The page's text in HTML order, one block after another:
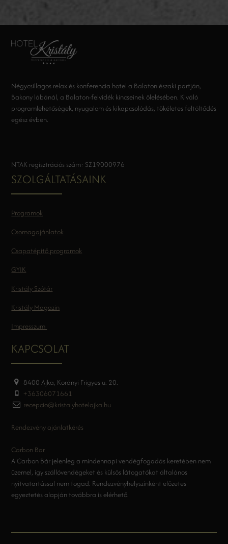
Négycsillagos relax és konferencia hotel a Balaton északi partján,
Bakony lábánál, a Balaton-felvidék kincseinek ölelésében. Kiváló
programlehetőségek, nyugalom és kikapcsolódás, tökéletes feltöltődés
egész évben.
NTAK regisztrációs szám: SZ19000976
SZOLGÁLTATÁSAINK
Programok
Csomagajánlatok
Csapatépítő programok
GYIK
Kristály Szótár
Kristály Magazin
Impresszum
KAPCSOLAT
8400 Ajka, Korányi Frigyes u. 20.
+36306071661
recepcio@kristalyhotelajka.hu
Rendezvény ajánlatkérés
Carbon Bar
A Carbon Bár jelenleg a mindennapi vendégfogadás keretében nem
üzemel, így szállóvendégeket és külsős látogatókat általános
nyitvatartással nem fogad. Rendezvényhelyszínként előzetes
egyeztetés alapján továbbra is elérhető.